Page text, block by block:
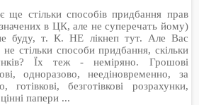
стільки способів придбання прав
в ЦК, але не суперечать йому)
буду, т. К. НЕ лікнеп тут. Але Вас
не стільки способи придбання, скільки
Їх теж - неміряно. Грошові
одноразово, неедіновременно, за
готівкові, безготівкові розрахунки,
папери ...